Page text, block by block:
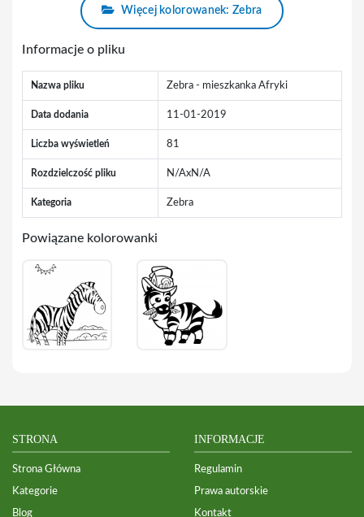
Więcej kolorowanek: Zebra
Informacje o pliku
Nazwa pliku Zebra - mieszkanka Afryki
Data dodania 11-01-2019
Liczba wyświetleń 81
Rozdzielczość pliku N/AxN/A
Kategoria Zebra
Powiązane kolorowanki
STRONA
Strona Główna
Kategorie
Blog
INFORMACJE
Regulamin
Prawa autorskie
Kontakt